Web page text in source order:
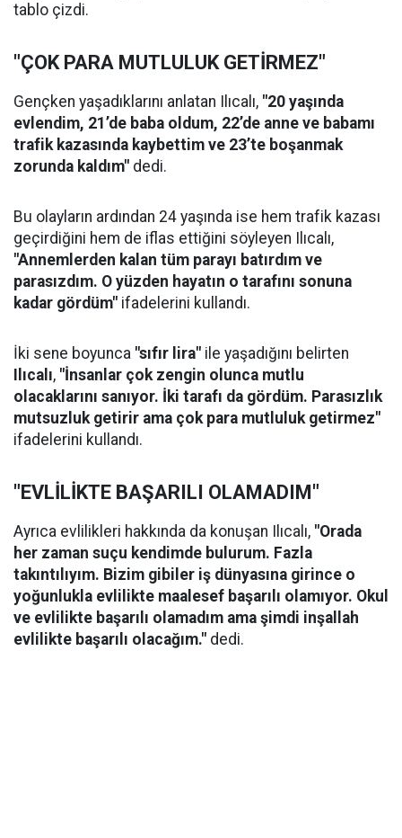
tablo çizdi.
"ÇOK PARA MUTLULUK GETİRMEZ"
Gençken yaşadıklarını anlatan Ilıcalı, "20 yaşında
evlendim, 21’de baba oldum, 22’de anne ve babamı
trafik kazasında kaybettim ve 23’te boşanmak
zorunda kaldım" dedi.
Bu olayların ardından 24 yaşında ise hem trafik kazası
geçirdiğini hem de iflas ettiğini söyleyen Ilıcalı,
"Annemlerden kalan tüm parayı batırdım ve
parasızdım. O yüzden hayatın o tarafını sonuna
kadar gördüm" ifadelerini kullandı.
İki sene boyunca "sıfır lira" ile yaşadığını belirten
Ilıcalı, "İnsanlar çok zengin olunca mutlu
olacaklarını sanıyor. İki tarafı da gördüm. Parasızlık
mutsuzluk getirir ama çok para mutluluk getirmez"
ifadelerini kullandı.
"EVLİLİKTE BAŞARILI OLAMADIM"
Ayrıca evlilikleri hakkında da konuşan Ilıcalı, "Orada
her zaman suçu kendimde bulurum. Fazla
takıntılıyım. Bizim gibiler iş dünyasına girince o
yoğunlukla evlilikte maalesef başarılı olamıyor. Okul
ve evlilikte başarılı olamadım ama şimdi inşallah
evlilikte başarılı olacağım." dedi.